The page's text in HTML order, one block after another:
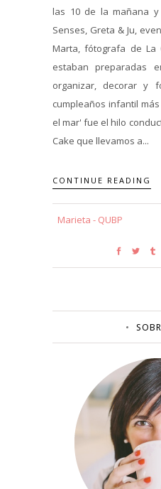
las 10 de la mañana
Senses, Greta & Ju,
Marta, fótografa de La
estaban preparadas
organizar, decorar y
cumpleaños infantil
el mar' fue el hilo
Cake que llevamos a...
CONTINUE READING
Marieta - QUBP